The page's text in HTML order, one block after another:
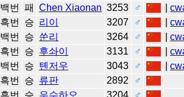
백번 패 Chen Xiaonan 3253 ♂ |
흑번 승 리이 3207 ♂ |
백번 승 쑨리 3264 ♂ |
흑번 승 후솨이 3131 ♂ |
백번 승 톈저우 3043 ♂ |
흑번 승 류판 2892
♂
흑번 승 우수하오 3204
♂